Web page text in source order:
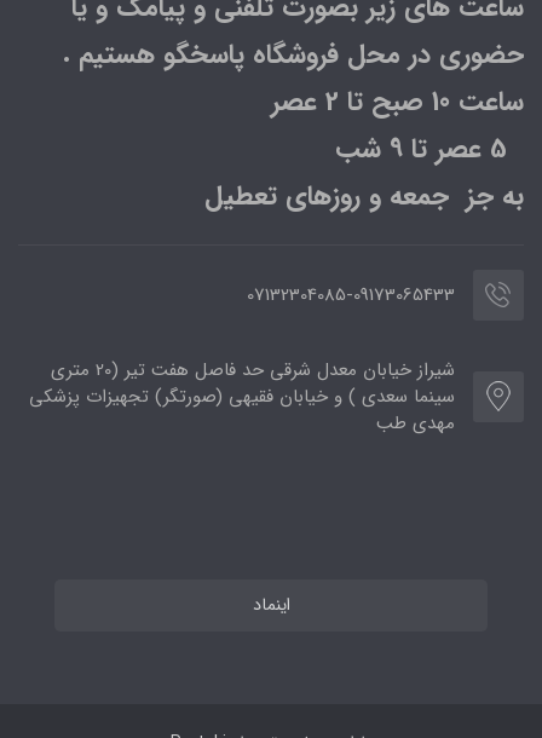
حضوری در محل فروشگاه پاسخگو هستیم .
ساعت 10 صبح تا 2 عصر
به جز جمعه و روزهای تعطیل
07132304085-09173065433
شیراز خیابان معدل شرقی حد فاصل هفت تیر (20 متری
سینما سعدی ) و خیابان فقیهی (صورتگر) تجهیزات پزشکی
مهدی طب
اینماد